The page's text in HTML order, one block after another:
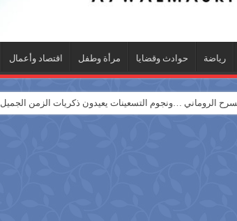
رياضة حوادث وقضايا مرأة وطفل اقتصاد وأعمال
الروماني …ونجوم التسعينات يعيدون ذكريات الزمن الجميل